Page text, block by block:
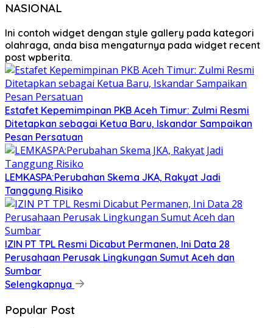
NASIONAL
Ini contoh widget dengan style gallery pada kategori
olahraga, anda bisa mengaturnya pada widget recent
post wpberita.
Estafet Kepemimpinan PKB Aceh Timur: Zulmi Resmi
Ditetapkan sebagai Ketua Baru, Iskandar Sampaikan
Pesan Persatuan
LEMKASPA:Perubahan Skema JKA, Rakyat Jadi
Tanggung Risiko
IZIN PT TPL Resmi Dicabut Permanen, Ini Data 28
Perusahaan Perusak Lingkungan Sumut Aceh dan
Sumbar
Selengkapnya
Popular Post